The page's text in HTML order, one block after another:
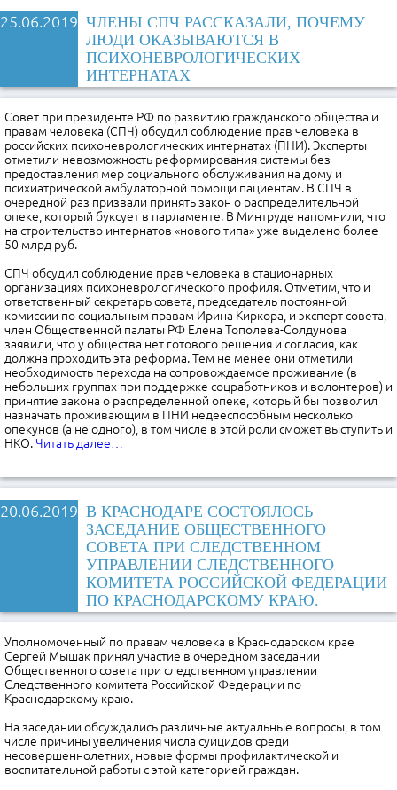
25.06.2019 ЧЛЕНЫ СПЧ РАССКАЗАЛИ, ПОЧЕМУ
ЛЮДИ ОКАЗЫВАЮТСЯ В
ПСИХОНЕВРОЛОГИЧЕСКИХ
ИНТЕРНАТАХ
Совет при президенте РФ по развитию гражданского общества и
правам человека (СПЧ) обсудил соблюдение прав человека в
российских психоневрологических интернатах (ПНИ). Эксперты
отметили невозможность реформирования системы без
предоставления мер социального обслуживания на дому и
психиатрической амбулаторной помощи пациентам. В СПЧ в
очередной раз призвали принять закон о распределительной
опеке, который буксует в парламенте. В Минтруде напомнили, что
на строительство интернатов «нового типа» уже выделено более
50 млрд руб.
СПЧ обсудил соблюдение прав человека в стационарных
организациях психоневрологического профиля. Отметим, что и
ответственный секретарь совета, председатель постоянной
комиссии по социальным правам Ирина Киркора, и эксперт совета,
член Общественной палаты РФ Елена Тополева-Солдунова
заявили, что у общества нет готового решения и согласия, как
должна проходить эта реформа. Тем не менее они отметили
необходимость перехода на сопровождаемое проживание (в
небольших группах при поддержке соцработников и волонтеров) и
принятие закона о распределенной опеке, который бы позволил
назначать проживающим в ПНИ недееспособным несколько
опекунов (а не одного), в том числе в этой роли сможет выступить и
НКО. Читать далее…
20.06.2019 В КРАСНОДАРЕ СОСТОЯЛОСЬ
ЗАСЕДАНИЕ ОБЩЕСТВЕННОГО
СОВЕТА ПРИ СЛЕДСТВЕННОМ
УПРАВЛЕНИИ СЛЕДСТВЕННОГО
КОМИТЕТА РОССИЙСКОЙ ФЕДЕРАЦИИ
ПО КРАСНОДАРСКОМУ КРАЮ.
Уполномоченный по правам человека в Краснодарском крае
Сергей Мышак принял участие в очередном заседании
Общественного совета при следственном управлении
Следственного комитета Российской Федерации по
Краснодарскому краю.
На заседании обсуждались различные актуальные вопросы, в том
числе причины увеличения числа суицидов среди
несовершеннолетних, новые формы профилактической и
воспитательной работы с этой категорией граждан.